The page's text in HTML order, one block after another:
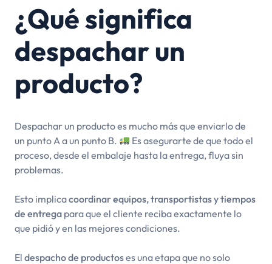
¿Qué significa
despachar un
producto?
Despachar un producto es mucho más que enviarlo de
un punto A a un punto B.
Es asegurarte de que todo el
proceso, desde el embalaje hasta la entrega, fluya sin
problemas.
Esto implicacoordinar equipos, transportistas y tiempos
de entrega para que el cliente reciba exactamente lo
que pidió y en las mejores condiciones.
El despacho de productoses una etapa que no solo